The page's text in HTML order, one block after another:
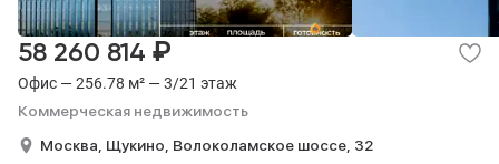
Офис — 256.78 м² — 3/21 этаж
Коммерческая недвижимость
58 260 814 ₽
Москва, Щукино, Волоколамское шоссе, 32